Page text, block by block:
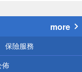
more
保險服務
佈